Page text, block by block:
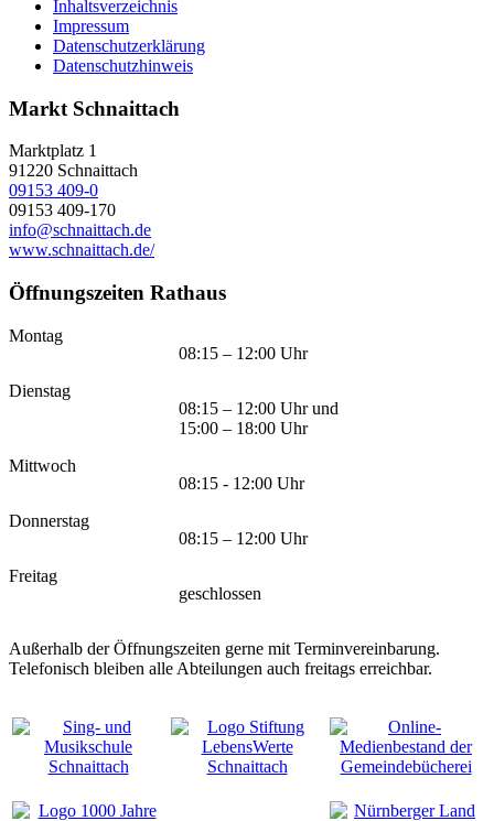
Inhaltsverzeichnis
Impressum
Datenschutzerklärung
Datenschutzhinweis
Markt Schnaittach
Marktplatz 1
91220 Schnaittach
09153 409-0
09153 409-170
info@schnaittach.de
www.schnaittach.de/
Öffnungszeiten Rathaus
Montag
08:15 – 12:00 Uhr
Dienstag
08:15 – 12:00 Uhr und
15:00 – 18:00 Uhr
Mittwoch
08:15 - 12:00 Uhr
Donnerstag
08:15 – 12:00 Uhr
Freitag
geschlossen
Außerhalb der Öffnungszeiten gerne mit Terminvereinbarung.
Telefonisch bleiben alle Abteilungen auch freitags erreichbar.